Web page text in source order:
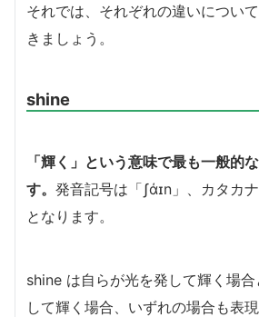
それでは、それぞれの違いについ
きましょう。
shine
「輝く」という意味で最も一般的
す。 発音記号は「ʃάɪn」、カタカ
となります。
shine は自らが光を発して輝く場
して輝く場合、いずれの場合も表